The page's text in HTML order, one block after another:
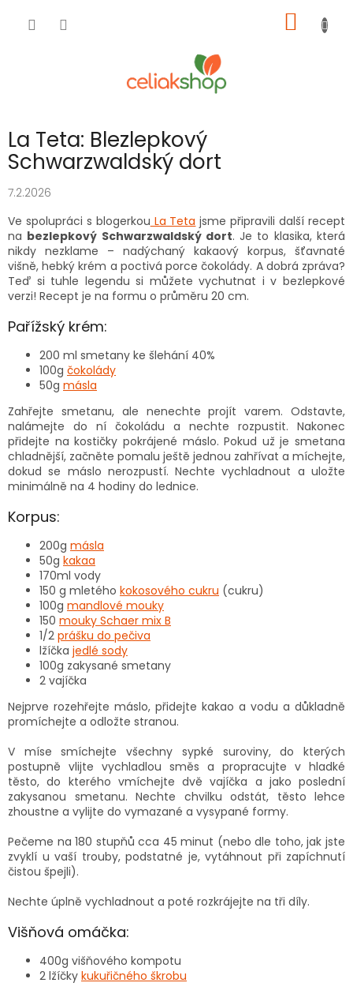
KOŠÍK
La Teta: Blezlepkový
Schwarzwaldský dort
7.2.2026
Ve spolupráci s blogerkou La Teta jsme připravili další recept
na bezlepkový Schwarzwaldský dort. Je to klasika, která
nikdy nezklame – nadýchaný kakaový korpus, šťavnaté
višně, hebký krém a poctivá porce čokolády. A dobrá zpráva?
Teď si tuhle legendu si můžete vychutnat i v bezlepkové
verzi! Recept je na formu o průměru 20 cm.
Pařížský krém:
200 ml smetany ke šlehání 40%
100g čokolády
50g másla
Zahřejte smetanu, ale nenechte projít varem. Odstavte,
nalámejte do ní čokoládu a nechte rozpustit. Nakonec
přidejte na kostičky pokrájené máslo. Pokud už je smetana
chladnější, začněte pomalu ještě jednou zahřívat a míchejte,
dokud se máslo nerozpustí. Nechte vychladnout a uložte
minimálně na 4 hodiny do lednice.
Korpus:
200g másla
50g kakaa
170ml vody
150 g mletého kokosového cukru (cukru)
100g mandlové mouky
150 mouky Schaer mix B
1/2 prášku do pečiva
lžíčka jedlé sody
100g zakysané smetany
2 vajíčka
Nejprve rozehřejte máslo, přidejte kakao a vodu a důkladně
promíchejte a odložte stranou.
V míse smíchejte všechny sypké suroviny, do kterých
postupně vlijte vychladlou směs a propracujte v hladké
těsto, do kterého vmíchejte dvě vajíčka a jako poslední
zakysanou smetanu. Nechte chvilku odstát, těsto lehce
zhoustne a vylijte do vymazané a vysypané formy.
Pečeme na 180 stupňů cca 45 minut (nebo dle toho, jak jste
zvyklí u vaší trouby, podstatné je, vytáhnout při zapíchnutí
čistou špejli).
Nechte úplně vychladnout a poté rozkrájejte na tři díly.
Višňová omáčka:
400g višňového kompotu
2 lžíčky kukuřičného škrobu